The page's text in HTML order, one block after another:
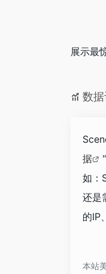
展示最
数
据
如：
还是
的IP
本站